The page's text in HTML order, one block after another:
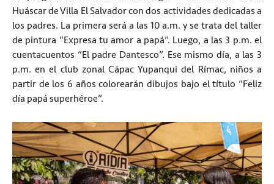
Huáscar de Villa El Salvador con dos actividades dedicadas a
los padres. La primera será a las 10 a.m. y se trata del taller
de pintura “Expresa tu amor a papá”. Luego, a las 3 p.m. el
cuentacuentos “El padre Dantesco”. Ese mismo día, a las 3
p.m. en el club zonal Cápac Yupanqui del Rímac, niños a
partir de los 6 años colorearán dibujos bajo el título “Feliz
día papá superhéroe”.